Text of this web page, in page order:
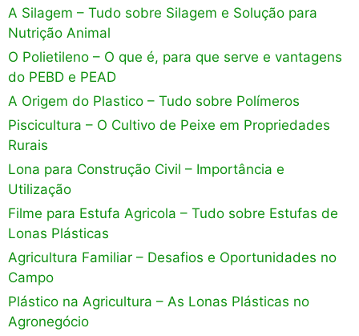
A Silagem – Tudo sobre Silagem e Solução para
Nutrição Animal
O Polietileno – O que é, para que serve e vantagens
do PEBD e PEAD
A Origem do Plastico – Tudo sobre Polímeros
Piscicultura – O Cultivo de Peixe em Propriedades
Rurais
Lona para Construção Civil – Importância e
Utilização
Filme para Estufa Agricola – Tudo sobre Estufas de
Lonas Plásticas
Agricultura Familiar – Desafios e Oportunidades no
Campo
Plástico na Agricultura – As Lonas Plásticas no
Agronegócio